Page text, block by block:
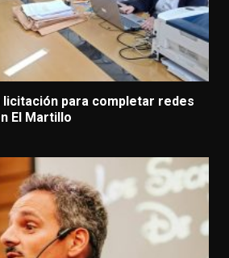
licitación para completar redes
El Martillo